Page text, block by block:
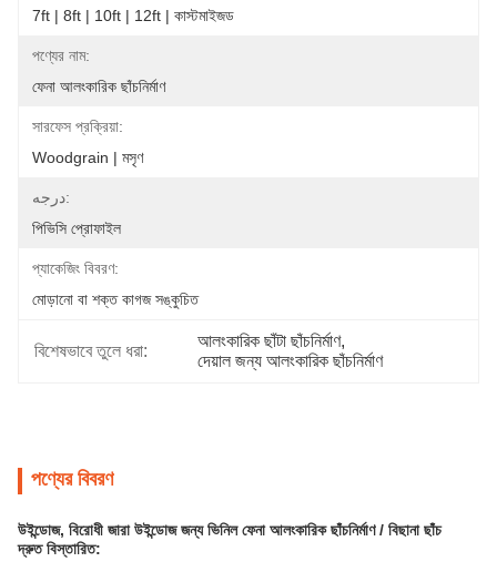
7ft | 8ft | 10ft | 12ft | কাস্টমাইজড
পণ্যের নাম:
ফেনা আলংকারিক ছাঁচনির্মাণ
সারফেস প্রক্রিয়া:
Woodgrain | মসৃণ
درجه:
পিভিসি প্রোফাইল
প্যাকেজিং বিবরণ:
মোড়ানো বা শক্ত কাগজ সঙ্কুচিত
বিশেষভাবে তুলে ধরা:
আলংকারিক ছাঁটা ছাঁচনির্মাণ,
দেয়াল জন্য আলংকারিক ছাঁচনির্মাণ
পণ্যের বিবরণ
উইন্ডোজ, বিরোধী জারা উইন্ডোজ জন্য ভিনিল ফেনা আলংকারিক ছাঁচনির্মাণ / বিছানা ছাঁচ
দ্রুত বিস্তারিত: